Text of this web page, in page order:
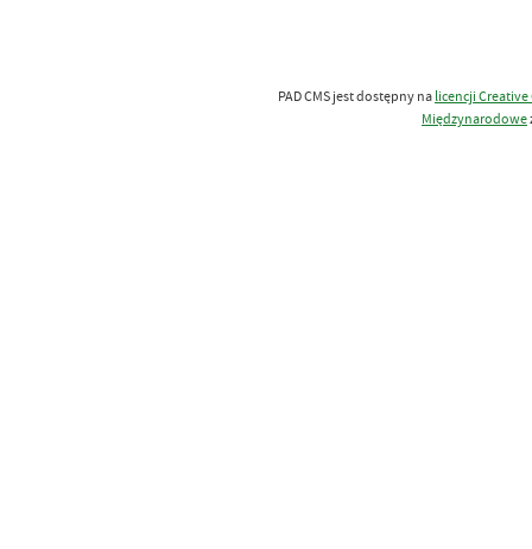
PAD CMS jest dostępny na licencji
Międzynarodowe